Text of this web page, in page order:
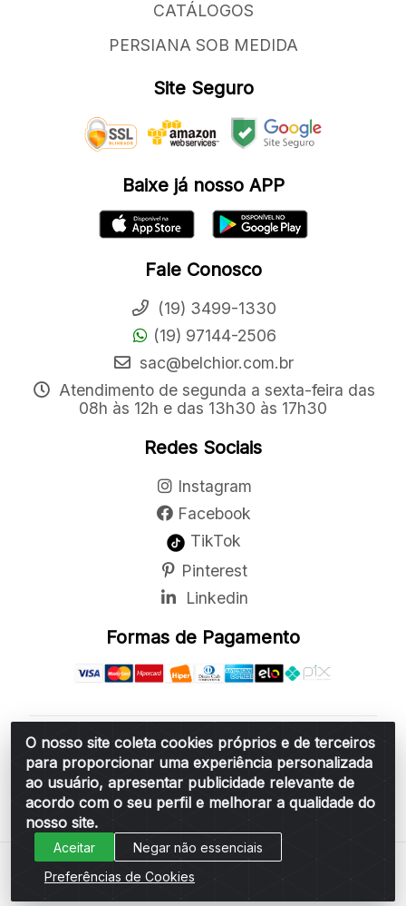
O nosso site coleta cookies próprios e de terceiros
para proporcionar uma experiência personalizada
ao usuário, apresentar publicidade relevante de
acordo com o seu perfil e melhorar a qualidade do
nosso site.
Aceitar
Negar não essenciais
Preferências de Cookies
CATÁLOGOS
PERSIANA SOB MEDIDA
Site Seguro
Baixe já nosso APP
Fale Conosco
(19) 3499-1330
(19) 97144-2506
sac@belchior.com.br
Atendimento de segunda a sexta-feira das
08h às 12h e das 13h30 às 17h30
Redes Sociais
Instagram
Facebook
TikTok
Pinterest
Linkedin
Formas de Pagamento
Belchior Cortinas e Acessórios LTDA - R: Rua
Vereador Sérgio Leopoldino Alves, 876 - Santa
Bárbara d'Oeste/SP - CEP 13.456-166 - CNPJ
06.314.073/0001-34